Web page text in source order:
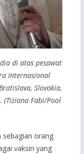
di atas pesawat
Internasional
Slovakia,
(Tiziana Fabi/Pool
sebagian orang
vaksin yang